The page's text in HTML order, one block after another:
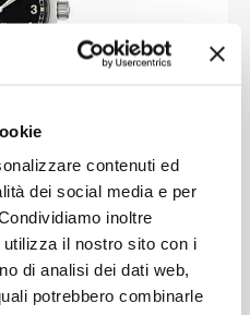
contenuti ed
dei social media e per
inoltre
il nostro sito con i
di analisi dei dati web,
potrebbero combinarle
Field al quarzo
nero